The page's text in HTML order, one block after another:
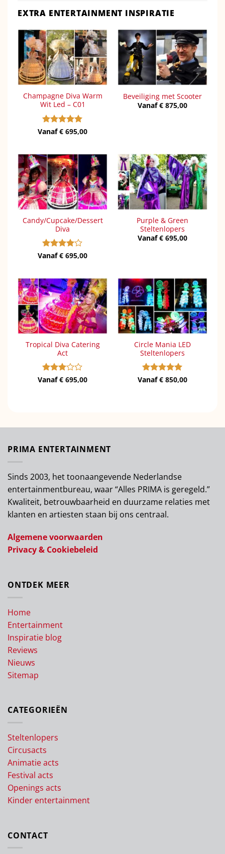
EXTRA ENTERTAINMENT INSPIRATIE
Champagne Diva Warm
Wit Led – C01
Gewaardeerd
Vanaf€ 695,00
Beveiliging met Scooter
Vanaf€ 875,00
Candy/Cupcake/Dessert
Diva
Gewaardeerd
Vanaf€ 695,00
Purple & Green
Steltenlopers
Vanaf€ 695,00
Tropical Diva Catering
Act
Gewaardeerd
Vanaf€ 695,00
Circle Mania LED
Steltenlopers
Gewaardeerd
Vanaf€ 850,00
PRIMA ENTERTAINMENT
Sinds 2003, het toonaangevende Nederlandse
entertainmentbureau, waar “Alles PRIMA is geregeld.”
Kwaliteit, betrouwbaarheid en duurzame relaties met
klanten en artiesten staan bij ons centraal.
Algemene voorwaarden
Privacy & Cookiebeleid
ONTDEK MEER
Home
Entertainment
Inspiratie blog
Reviews
Nieuws
Sitemap
CATEGORIEËN
Steltenlopers
Circusacts
Animatie acts
Festival acts
Openings acts
Kinder entertainment
CONTACT